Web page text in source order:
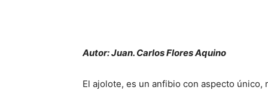
Autor: Juan. Carlos Flores Aquino
El ajolote, es un anfibio con aspecto